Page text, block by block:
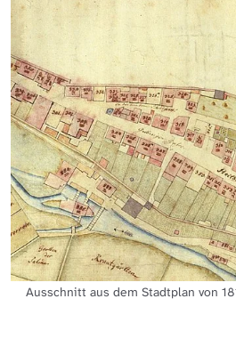
Ausschnitt aus dem Stadtplan von